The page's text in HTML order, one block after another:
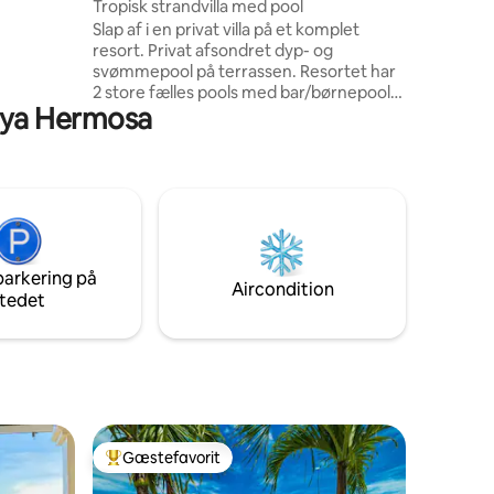
Tropisk strandvilla med pool
Slap af i en privat villa på et komplet
resort. Privat afsondret dyp- og
svømmepool på terrassen. Resortet har
2 store fælles pools med bar/børnepool
og en varm pool. Aftenunderholdning og
weekendmusik. Restaurant/minimarked
Meget gode restauranter ved stranden
ligger inden for en kort gåtur. Hermosa
Beach er en flad, varm blå flag. Wow
Hermosa
på
Aircondition
Bedste gæstefavorit
Gæstefavorit